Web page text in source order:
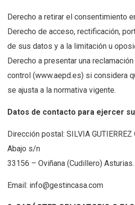
Derecho a retirar el consentimiento
Derecho de acceso, rectificación,
de sus datos y a la limitación u
Derecho a presentar una
control (www.aepd.es) si considera
se ajusta a la normativa vigente.
Datos de contacto para ejercer
Dirección postal: SILVIA GUTIERREZ
Abajo s/n
33156 – Oviñana (Cudillero) Asturias.
Email: info@gestincasa.com